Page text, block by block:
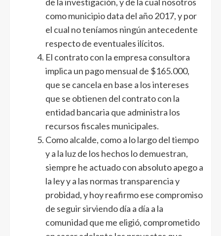
como municipio data del año 2017, y por
el cual no teníamos ningún antecedente
respecto de eventuales ilícitos.
El contrato con la empresa consultora
implica un pago mensual de $165.000,
que se cancela en base a los intereses
que se obtienen del contrato con la
entidad bancaria que administra los
recursos fiscales municipales.
Como alcalde, como a lo largo del tiempo
y a la luz de los hechos lo demuestran,
siempre he actuado con absoluto apego a
la ley y a las normas transparencia y
probidad, y hoy reafirmo ese compromiso
de seguir sirviendo día a día a la
comunidad que me eligió, comprometido